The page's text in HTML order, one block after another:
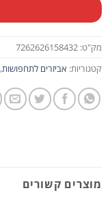
מק"ט: 7262626158432
קטגוריות: אביזרים לתחפושות,
מוצרים קשורים